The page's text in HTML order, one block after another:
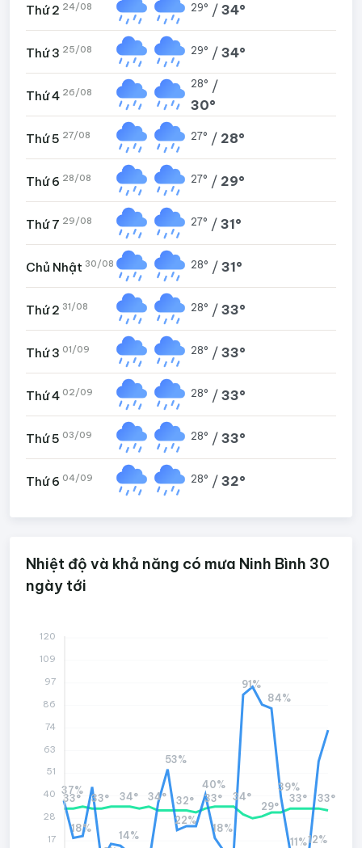
Thứ 2 24/08 29° / 34°
Thứ 3 25/08 29° / 34°
Thứ 4 26/08
28° /
30°
Thứ 5 27/08 27° / 28°
Thứ 6 28/08 27° / 29°
Thứ 7 29/08 27° / 31°
Chủ Nhật 30/08 28° / 31°
Thứ 2 31/08 28° / 33°
Thứ 3 01/09 28° / 33°
Thứ 4 02/09 28° / 33°
Thứ 5 03/09 28° / 33°
Thứ 6 04/09 28° / 32°
Nhiệt độ và khả năng có mưa Ninh Bình 30
ngày tới
33° 33° 34° 34° 32° 33°
34°
29°
33° 33°
37%
18%
14%
53%
22%
40%
18%
91%
84%
39%
11%12%
120
109
97
86
74
63
51
40
28
17